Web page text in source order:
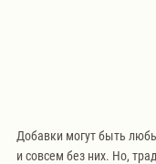
Добавки могут быть
и совсем без них. Но,